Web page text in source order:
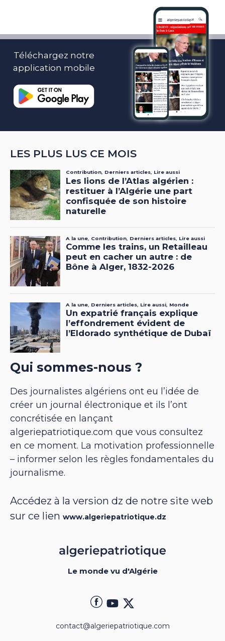
Téléchargez notre
application mobile
LES PLUS LUS CE MOIS
Qui sommes-nous ?
Des journalistes algériens ont eu l’idée de
créer un journal électronique et ils l’ont
concrétisée en lançant
algeriepatriotique.com que vous consultez
en ce moment. La motivation professionnelle
– informer selon les règles fondamentales du
journalisme.
Accédez à la version dz de notre site web
sur ce lien www.algeriepatriotique.dz
Le monde vu d'Algérie
contact@algeriepatriotique.com